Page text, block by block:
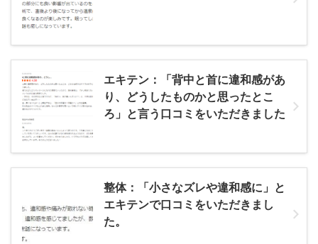
エキテン：「背中と首に違和感があ
り、どうしたものかと思ったとこ
ろ」と言う口コミをいただきました
整体：「小さなズレや違和感に」と
エキテンで口コミをいただきまし
た。